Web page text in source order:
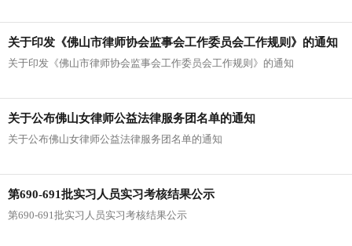
关于印发《佛山市律师协会监事会工作委员会工作规则》的通知
关于印发《佛山市律师协会监事会工作委员会工作规则》的通知
关于公布佛山女律师公益法律服务团名单的通知
关于公布佛山女律师公益法律服务团名单的通知
第690-691批实习人员实习考核结果公示
第690-691批实习人员实习考核结果公示